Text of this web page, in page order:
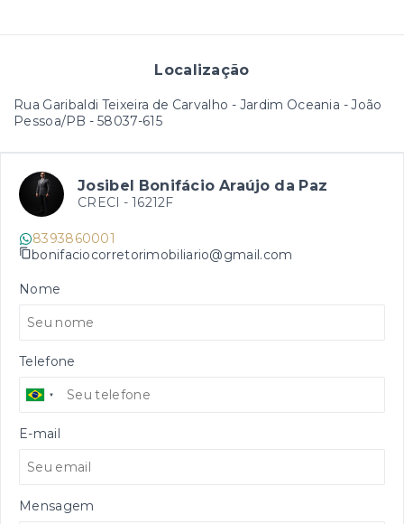
Localização
Rua Garibaldi Teixeira de Carvalho - Jardim Oceania - João
Pessoa/PB - 58037-615
Josibel Bonifácio Araújo da Paz
CRECI - 16212F
8393860001
bonifaciocorretorimobiliario@gmail.com
Nome
Telefone
E-mail
Mensagem